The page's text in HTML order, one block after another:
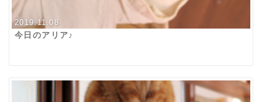
2019.11.08
今日のアリア♪